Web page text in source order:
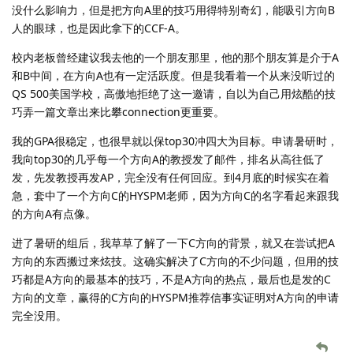
没什么影响力，但是把方向A里的技巧用得特别奇幻，能吸引方向B
人的眼球，也是因此拿下的CCF-A。
校内老板曾经建议我去他的一个朋友那里，他的那个朋友算是介于A
和B中间，在方向A也有一定活跃度。但是我看着一个从来没听过的
QS 500美国学校，高傲地拒绝了这一邀请，自以为自己用炫酷的技
巧弄一篇文章出来比攀connection更重要。
我的GPA很稳定，也很早就以保top30冲四大为目标。申请暑研时，
我向top30的几乎每一个方向A的教授发了邮件，排名从高往低了
发，先发教授再发AP，完全没有任何回应。到4月底的时候实在着
急，套中了一个方向C的HYSPM老师，因为方向C的名字看起来跟我
的方向A有点像。
进了暑研的组后，我草草了解了一下C方向的背景，就又在尝试把A
方向的东西搬过来炫技。这确实解决了C方向的不少问题，但用的技
巧都是A方向的最基本的技巧，不是A方向的热点，最后也是发的C
方向的文章，赢得的C方向的HYSPM推荐信事实证明对A方向的申请
完全没用。